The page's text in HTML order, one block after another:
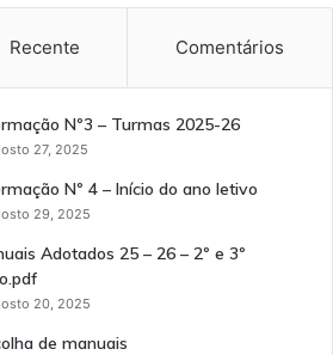
Recente Comentários
Nº3 – Turmas 2025-26
27, 2025
Nº 4 – Início do ano letivo
29, 2025
Adotados 25 – 26 – 2º e 3º
20, 2025
de manuais